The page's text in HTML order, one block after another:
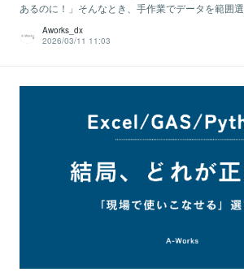
あるのに！」そんなとき、手作業でデータを範囲
Aworks_dx
2026/03/11 11:03